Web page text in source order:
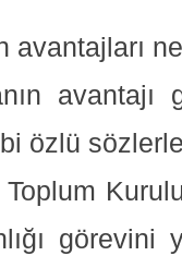
avantajları
özlü
görevini